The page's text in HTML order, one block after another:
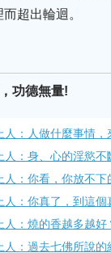
超出輪迴。
功德無量!
人：人做什麼事情，
人：身、心的淫慾
人：你看，你放不下
人：你真了，到這
人：燒的香越多越好
人：過去七佛所說的